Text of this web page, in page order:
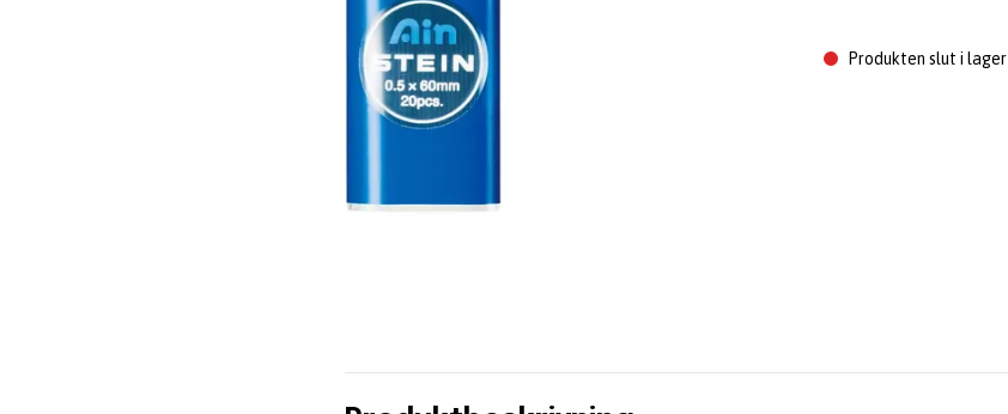
Produkten slut i lager